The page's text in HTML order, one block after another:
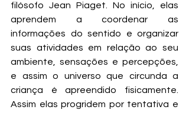
filósofo Jean Piaget. No início, elas
aprendem a coordenar as
informações do sentido e organizar
suas atividades em relação ao seu
ambiente, sensações e percepções,
e assim o universo que circunda a
criança é apreendido fisicamente.
Assim elas progridem por tentativa e